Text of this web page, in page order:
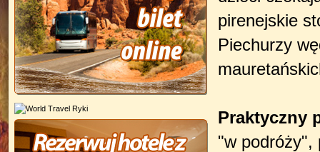
pirenejskie
Piechurzy
Praktyczny
"w podróży",